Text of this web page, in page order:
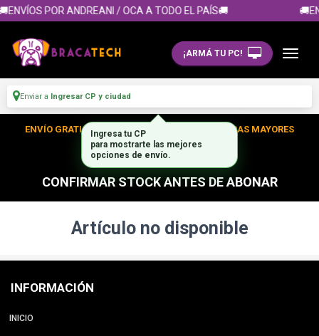
POR ANDREANI / OCA A TODO EL PAÍS🚚
¡ARMÁ TU PC!
Enviar a Ingresar CP y ciudad
ENVÍO GRATIS DENTRO DE CABA EN TUS COMPRAS MAYORES
A $350.000
CONFIRMAR STOCK ANTES DE ABONAR
Artículo no disponible
INFORMACIÓN
INICIO
Ingresa tu CP
para mostrarte las mejores
opciones de envío.